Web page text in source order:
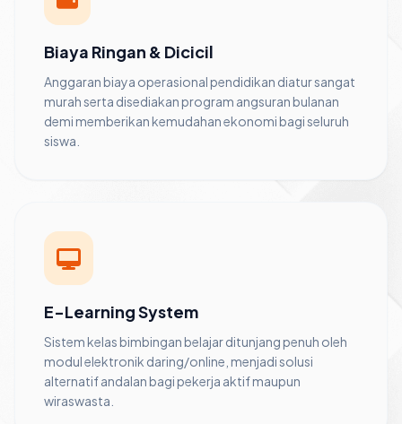
Biaya Ringan & Dicicil
Anggaran biaya operasional pendidikan diatur sangat
murah serta disediakan program angsuran bulanan
demi memberikan kemudahan ekonomi bagi seluruh
siswa.
E-Learning System
Sistem kelas bimbingan belajar ditunjang penuh oleh
modul elektronik daring/online, menjadi solusi
alternatif andalan bagi pekerja aktif maupun
wiraswasta.